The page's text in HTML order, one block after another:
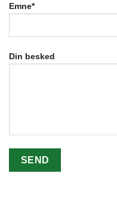
Emne*
Din besked